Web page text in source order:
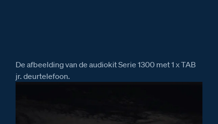
De afbeelding van de audiokit Serie 1300 met 1 x TAB
jr. deurtelefoon.